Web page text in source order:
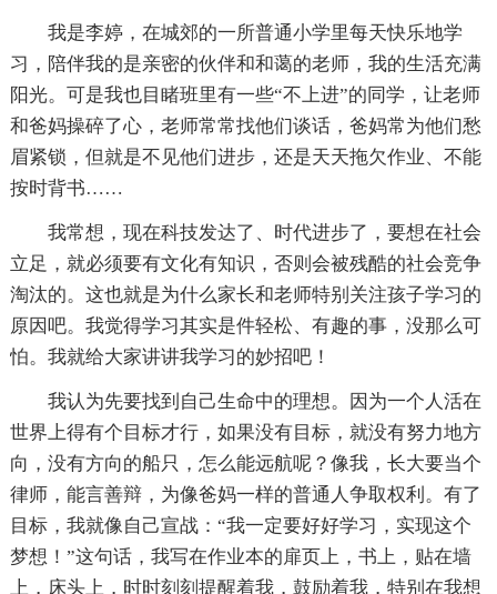
我是李婷，在城郊的一所普通小学里每天快乐地学
习，陪伴我的是亲密的伙伴和和蔼的老师，我的生活充满
阳光。可是我也目睹班里有一些“不上进”的同学，让老师
和爸妈操碎了心，老师常常找他们谈话，爸妈常为他们愁
眉紧锁，但就是不见他们进步，还是天天拖欠作业、不能
按时背书……
我常想，现在科技发达了、时代进步了，要想在社会
立足，就必须要有文化有知识，否则会被残酷的社会竞争
淘汰的。这也就是为什么家长和老师特别关注孩子学习的
原因吧。我觉得学习其实是件轻松、有趣的事，没那么可
怕。我就给大家讲讲我学习的妙招吧！
我认为先要找到自己生命中的理想。因为一个人活在
世界上得有个目标才行，如果没有目标，就没有努力地方
向，没有方向的船只，怎么能远航呢？像我，长大要当个
律师，能言善辩，为像爸妈一样的普通人争取权利。有了
目标，我就像自己宣战：“我一定要好好学习，实现这个
梦想！”这句话，我写在作业本的扉页上，书上，贴在墙
上，床头上，时时刻刻提醒着我，鼓励着我，特别在我想